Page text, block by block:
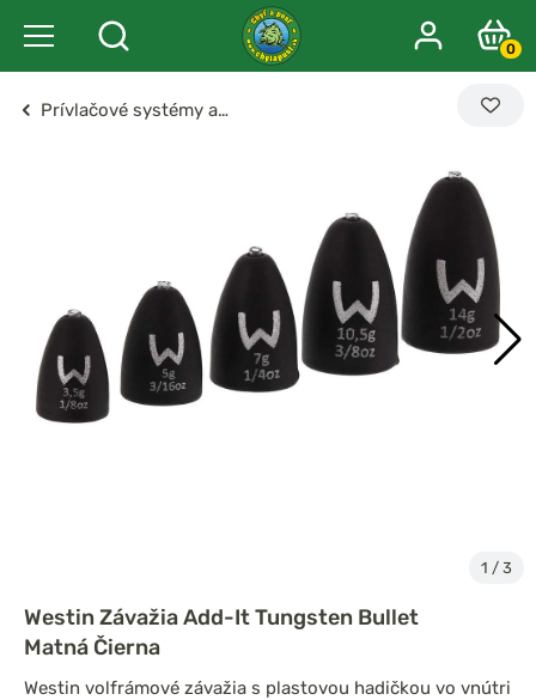
0
Prívlačové systémy a…
1 / 3
Westin Závažia Add-It Tungsten Bullet
Matná Čierna
Westin volfrámové závažia s plastovou hadičkou vo vnútri